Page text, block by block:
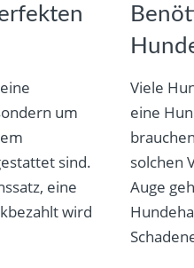
um
sind.
eine
wird
Viele
eine
solchen
Auge